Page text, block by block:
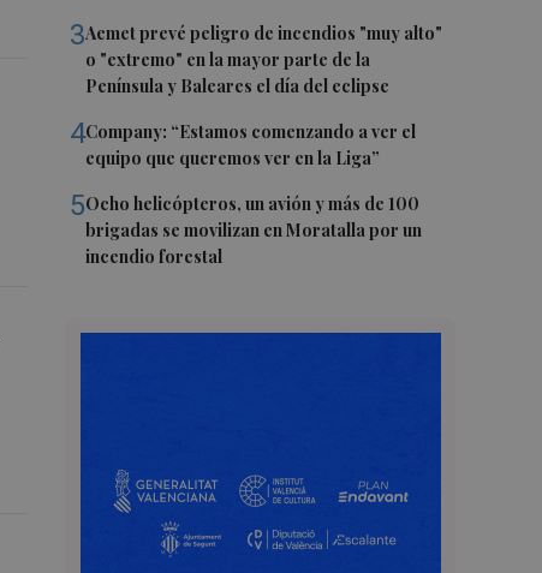
3Aemet prevé peligro de incendios "muy alto"
o "extremo" en la mayor parte de la
Península y Baleares el día del eclipse
4Company: “Estamos comenzando a ver el
equipo que queremos ver en la Liga”
5Ocho helicópteros, un avión y más de 100
brigadas se movilizan en Moratalla por un
incendio forestal